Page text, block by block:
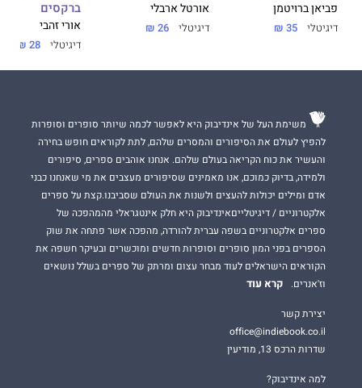
את הרשות ליצור משהו חדש, רוחני, טהור וזך. בטוחה אני שהקורא
היקר יטעם ויתבשם מהכתוב. לפיכך, הפירוש המובא בספרי הינו רוחני
תקוה ספירבוגרת סוציולוגיה וספרות עברית.
גם ספריה האחרים עוסקים ב"שיר השירים":
"הגידה לי שאהבה נפשי" – המרכבה לשיר השירים לפי הסוד".
"יחיד על הרי בתר" – סוד הנבואה לפי שיר השירים" (2009)
"אורות וסודות בשיר השירים" (2019)
פביאן ברויטמן
דיגיטלי 35 ₪
אורטל ארבלי
דיגיטלי 26 ₪
ברקסים
אורי זהבי
דיגיטלי 28 ₪
משימת העל של אינדיבוק היא לאפשר לכמה שיותר סופרים וסופרות
להפיץ לעולם את הסיפורים והמסרים שלהם, לתת לקוראים חופש בחירה
והעשיר את כוח הקריאה בעולם שלהם. אנחנו אוהבים ספרים, סיפורים
ולמידה, בדיוק כמוכם, אנו מאמינים שסיפורים מעצבים את מי שאנחנו כבני
אדם ומילים יכולות להעצים ולשנות את העולם שסביבנו.קצת על ספרים
אלקטרוניים / דיגיטלייםאינדיבוק היא חלק אינטגראלי מהמהפכה של
ספרים אלקטרוניים בשפה עברית להורדה, מהפכה אשר פתחה את שוק
הספרים בפני המון סופרים וסופרות חדשים ומוכשרים ובעיקר חשפה את
הקוראים הישראלים לעוד מבחר עצום ומרתק של ספרים בשלל נושאים
וז'אנרים.
קרא עוד
יצירת קשר
office@indiebook.co.il
שדרות הרכס 13, מודיעין
למה אינדיבוק?